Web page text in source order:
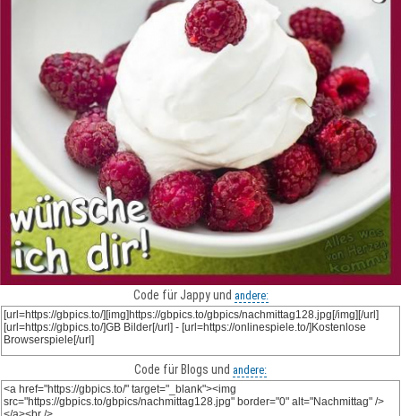
Code für Jappy und andere:
Code für Blogs und andere: